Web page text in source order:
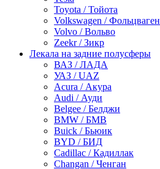
Toyota / Тойота
Volkswagen / Фольцваген
Volvo / Вольво
Zeekr / Зикр
Лекала на задние полусферы
ВАЗ / ЛАДА
УАЗ / UAZ
Acura / Акура
Audi / Ауди
Belgee / Белджи
BMW / БМВ
Buick / Бьюик
BYD / БИД
Cadillac / Кадиллак
Changan / Ченган